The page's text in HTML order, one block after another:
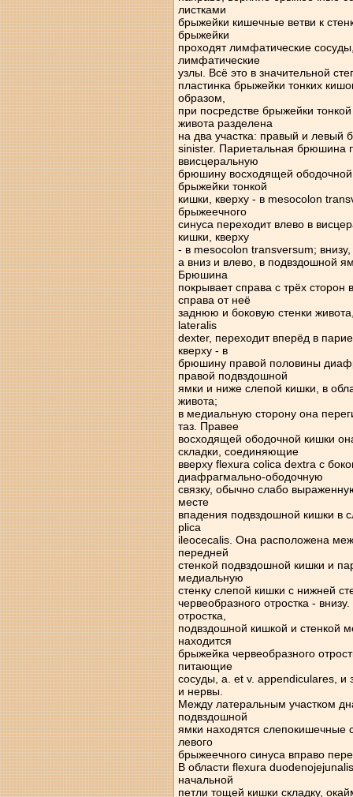
листками
брыжейки кишечные ветви к
брыжейки
проходят лимфатические
лимфатические
узлы. Всё это в значительной
пластинка брыжейки тонких
образом,
при посредстве брыжейки
живота разделена
на два участка: правый и
sinister. Париетальная брюшина
ввисцеральную
брюшину восходящей ободочной
брыжейки тонкой
кишки, кверху - в mesocolon
брыжеечного
синуса переходит влево в
кишки, кверху
- в mesocolon transversum;
а вниз и влево, в подвздошной
Брюшина
покрывает справа с трёх
справа от неё
заднюю и боковую стенки
lateralis
dexter, переходит вперёд в
кверху - в
брюшину правой половины
правой подвздошной
ямки и ниже слепой кишки, в
живота;
в медиальную сторону она
таз. Правее
восходящей ободочной кишки
складки, соединяющие
вверху flexura colica dextra с
диафрагмально-ободочную
связку, обычно слабо
месте
впадения подвздошной кишки в
plica
ileocecalis. Она расположена
передней
стенкой подвздошной кишки и
медиальную
стенку слепой кишки с нижней
червеобразного отростка -
отростка,
подвздошной кишкой и стенкой
находится
брыжейка червеобразного
питающие
сосуды, a. et v. appendiculares,
и нервы.
Между латеральным участком
подвздошной
ямки находятся слепокишечные
левого
брыжеечного синуса вправо
В области flexura
начальной
петли тощей кишки складку,